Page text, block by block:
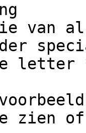
van
letter
zien of